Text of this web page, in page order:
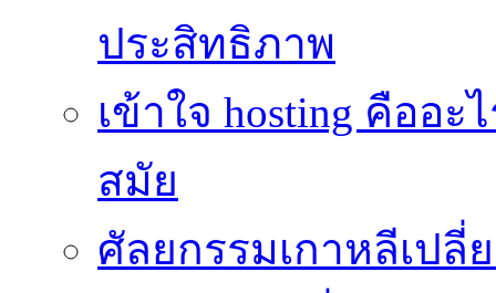
ประสิทธิภาพ
เข้าใจ hosting คืออ
สมัย
ศัลยกรรมเกาหลีเปลี่